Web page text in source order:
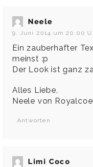
Neele
9. Juni 2014 um 20:00
Ein zauberhafter
meinst :p
Der Look ist ganz
Alles Liebe,
Neele von
Antworten
Limi Coco